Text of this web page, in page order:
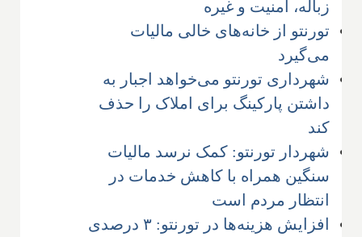
زباله، امنیت و غیره
تورنتو از خانه‌های خالی مالیات
می‌گیرد
شهرداری تورنتو می‌خواهد اجبار به
داشتن پارکینگ برای املاک را حذف
کند
شهردار تورنتو: کمک نرسد مالیات
سنگین همراه با کاهش خدمات در
انتظار مردم است
افزایش هزینه‌ها در تورنتو: ۳ درصدی